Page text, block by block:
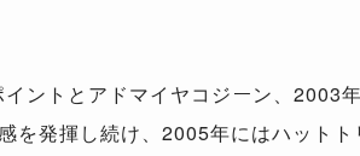
ントとアドマイヤコジーン、2003
を発揮し続け、2005年にはハット